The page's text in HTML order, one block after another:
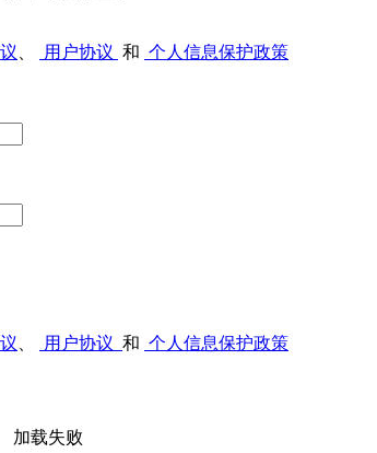
用户协议 和 个人信息保护政策
用户协议 和 个人信息保护政策
加载失败